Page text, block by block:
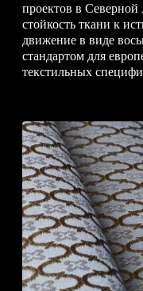
проектов в Северной
стойкость ткани к
движение в виде
стандартом для
текстильных